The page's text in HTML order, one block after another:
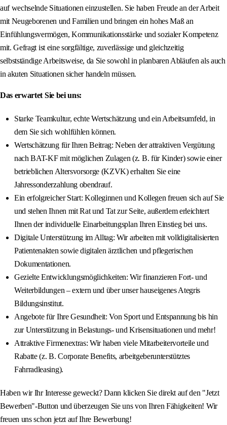
auf wechselnde Situationen einzustellen. Sie haben Freude an der Arbeit
mit Neugeborenen und Familien und bringen ein hohes Maß an
Einfühlungsvermögen, Kommunikationsstärke und sozialer Kompetenz
mit. Gefragt ist eine sorgfältige, zuverlässige und gleichzeitig
selbstständige Arbeitsweise, da Sie sowohl in planbaren Abläufen als auch
in akuten Situationen sicher handeln müssen.
Das erwartet Sie bei uns:
Starke Teamkultur, echte Wertschätzung und ein Arbeitsumfeld, in
dem Sie sich wohlfühlen können.
Wertschätzung für Ihren Beitrag: Neben der attraktiven Vergütung
nach BAT-KF mit möglichen Zulagen (z. B. für Kinder) sowie einer
betrieblichen Altersvorsorge (KZVK) erhalten Sie eine
Jahressonderzahlung obendrauf.
Ein erfolgreicher Start: Kolleginnen und Kollegen freuen sich auf Sie
und stehen Ihnen mit Rat und Tat zur Seite, außerdem erleichtert
Ihnen der individuelle Einarbeitungsplan Ihren Einstieg bei uns.
Digitale Unterstützung im Alltag: Wir arbeiten mit volldigitalisierten
Patientenakten sowie digitalen ärztlichen und pflegerischen
Dokumentationen.
Gezielte Entwicklungsmöglichkeiten: Wir finanzieren Fort- und
Weiterbildungen – extern und über unser hauseigenes Ategris
Bildungsinstitut.
Angebote für Ihre Gesundheit: Von Sport und Entspannung bis hin
zur Unterstützung in Belastungs- und Krisensituationen und mehr!
Attraktive Firmenextras: Wir haben viele Mitarbeitervorteile und
Rabatte (z. B. Corporate Benefits, arbeitgeberunterstütztes
Fahrradleasing).
Haben wir Ihr Interesse geweckt? Dann klicken Sie direkt auf den "Jetzt
Bewerben"-Button und überzeugen Sie uns von Ihren Fähigkeiten! Wir
freuen uns schon jetzt auf Ihre Bewerbung!